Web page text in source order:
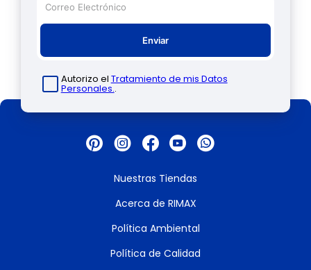
Enviar
Autorizo el Tratamiento de mis Datos
Personales..
Nuestras Tiendas
Acerca de RIMAX
Política Ambiental
Política de Calidad